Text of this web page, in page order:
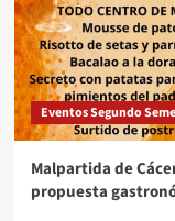
Eventos Segundo
Malpartida de
propuesta